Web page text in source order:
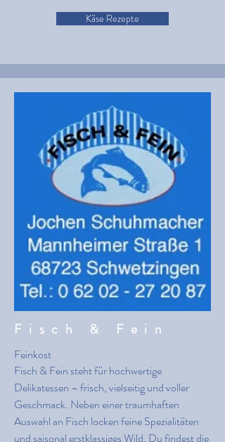
Käse Rezepte
Fisch & Fein
Feinkost
Fisch & Fein steht für hochwertige
Delikatessen – frisch, vielseitig und voller
Geschmack. Neben einer traumhaften
Auswahl an Fisch locken feine Spezialitäten
und saisonal erstklassiges Wild. Du findest die